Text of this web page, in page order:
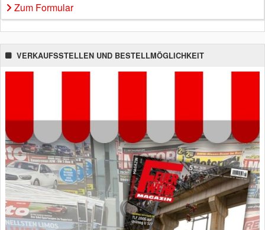
Zum Formular
VERKAUFSSTELLEN UND BESTELLMÖGLICHKEIT